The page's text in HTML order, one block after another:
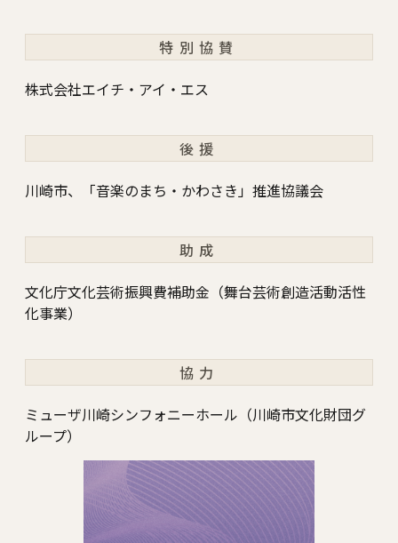
特別協賛
株式会社エイチ・アイ・エス
後援
川崎市、「音楽のまち・かわさき」推進協議会
助成
文化庁文化芸術振興費補助金（舞台芸術創造活動活性
化事業）
協力
ミューザ川崎シンフォニーホール（川崎市文化財団グ
ループ）